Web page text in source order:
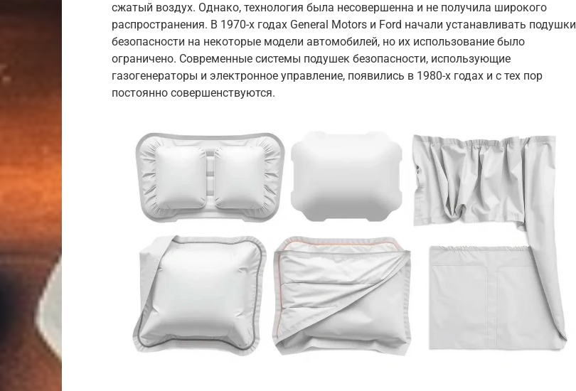
сжатый воздух. Однако, технология была несовершенна и не получила широкого
распространения. В 1970-х годах General Motors и Ford начали устанавливать подушки
безопасности на некоторые модели автомобилей, но их использование было
ограничено. Современные системы подушек безопасности, использующие
газогенераторы и электронное управление, появились в 1980-х годах и с тех пор
постоянно совершенствуются.